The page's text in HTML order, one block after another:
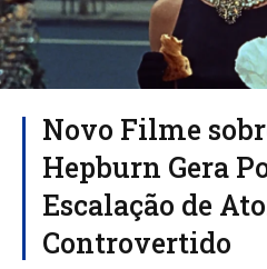
Novo Filme
Hepburn Gera
Escalação de
Controvertido